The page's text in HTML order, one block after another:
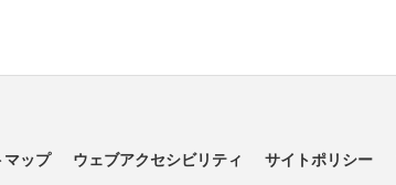
マップ ウェブアクセシビリティ サイトポリシー